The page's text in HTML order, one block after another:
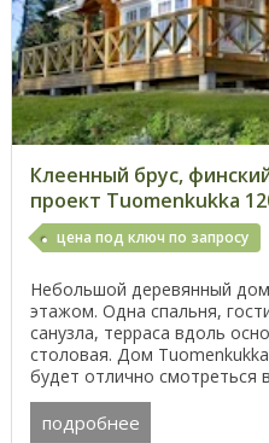
Клеенный брус,
проект Tuomenkukka
цена под ключ по запросу
Небольшой деревянный
этажом. Одна спальня,
санузла, терраса вдоль
столовая. Дом
будет отлично смотреться
этажей ...
подробнее